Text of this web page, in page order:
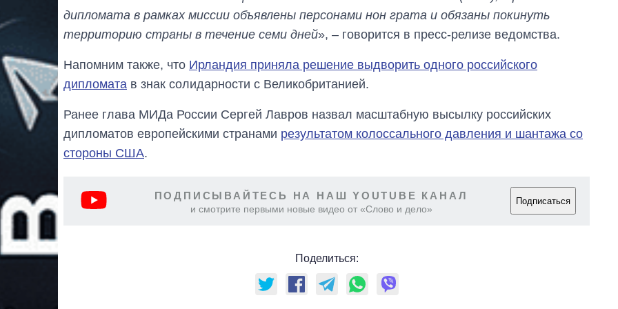
дипломата в рамках миссии объявлены персонами нон грата и обязаны покинуть
территорию страны в течение семи дней», – говорится в пресс-релизе ведомства.
Напомним также, что Ирландия приняла решение выдворить одного российского
дипломата в знак солидарности с Великобританией.
Ранее глава МИДа России Сергей Лавров назвал масштабную высылку российских
дипломатов европейскими странами результатом колоссального давления и шантажа со
стороны США.
ПОДПИСЫВАЙТЕСЬ НА НАШ YOUTUBE КАНАЛ
и смотрите первыми новые видео от «Слово и дело»
Подписаться
Поделиться: